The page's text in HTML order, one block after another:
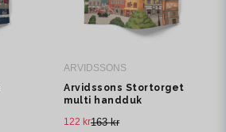
ARVIDSSONS
Arvidssons Stortorget
multi handduk
163 kr
122 kr